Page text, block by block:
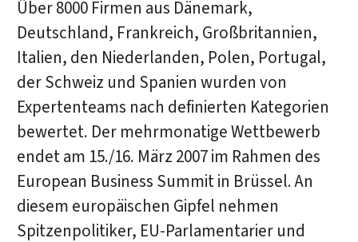
Über 8000 Firmen aus Dänemark,
Deutschland, Frankreich, Großbritannien,
Italien, den Niederlanden, Polen, Portugal,
der Schweiz und Spanien wurden von
Expertenteams nach definierten Kategorien
bewertet. Der mehrmonatige Wettbewerb
endet am 15./16. März 2007 im Rahmen des
European Business Summit in Brüssel. An
diesem europäischen Gipfel nehmen
Spitzenpolitiker, EU-Parlamentarier und